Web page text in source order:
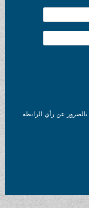
عن رأي الرابطة